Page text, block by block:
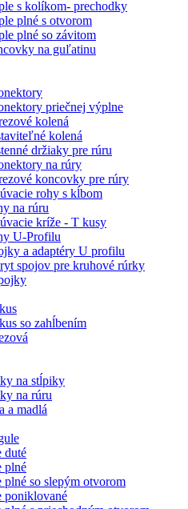
s kolíkom- prechodky
plné s otvorom
plné so závitom
na guľatinu
priečnej výplne
kolená
kolená
držiaky pre rúru
na rúry
koncovky pre rúry
rohy s kĺbom
na rúru
kríže - T kusy
U-Profilu
a adaptéry U profilu
spojov pre kruhové rúrky
so zahĺbením
na stĺpiky
na rúru
a madlá
duté
plné
so slepým otvorom
poniklované